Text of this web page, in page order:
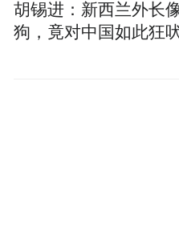
胡锡进：新西兰外长
狗，竟对中国如此狂